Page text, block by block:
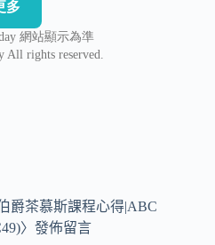
爵茶慕斯課程心得|ABC
〉發佈留言